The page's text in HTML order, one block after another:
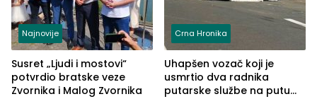
Najnovije
Susret „Ljudi i mostovi“
potvrdio bratske veze
Zvornika i Malog Zvornika
Crna Hronika
Uhapšen vozač koji je
usmrtio dva radnika
putarske službe na putu